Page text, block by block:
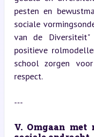
pesten en
sociale
van de Diversiteit"
positieve
school zorgen voor
respect.
---
V. Omgaan met